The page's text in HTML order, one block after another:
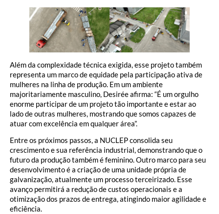
Além da complexidade técnica exigida, esse projeto também
representa um marco de equidade pela participação ativa de
mulheres na linha de produção. Em um ambiente
majoritariamente masculino, Desirée afirma: “É um orgulho
enorme participar de um projeto tão importante e estar ao
lado de outras mulheres, mostrando que somos capazes de
atuar com excelência em qualquer área”.
Entre os próximos passos, a NUCLEP consolida seu
crescimento e sua referência industrial, demonstrando que o
futuro da produção também é feminino. Outro marco para seu
desenvolvimento é a criação de uma unidade própria de
galvanização, atualmente um processo terceirizado. Esse
avanço permitirá a redução de custos operacionais e a
otimização dos prazos de entrega, atingindo maior agilidade e
eficiência.